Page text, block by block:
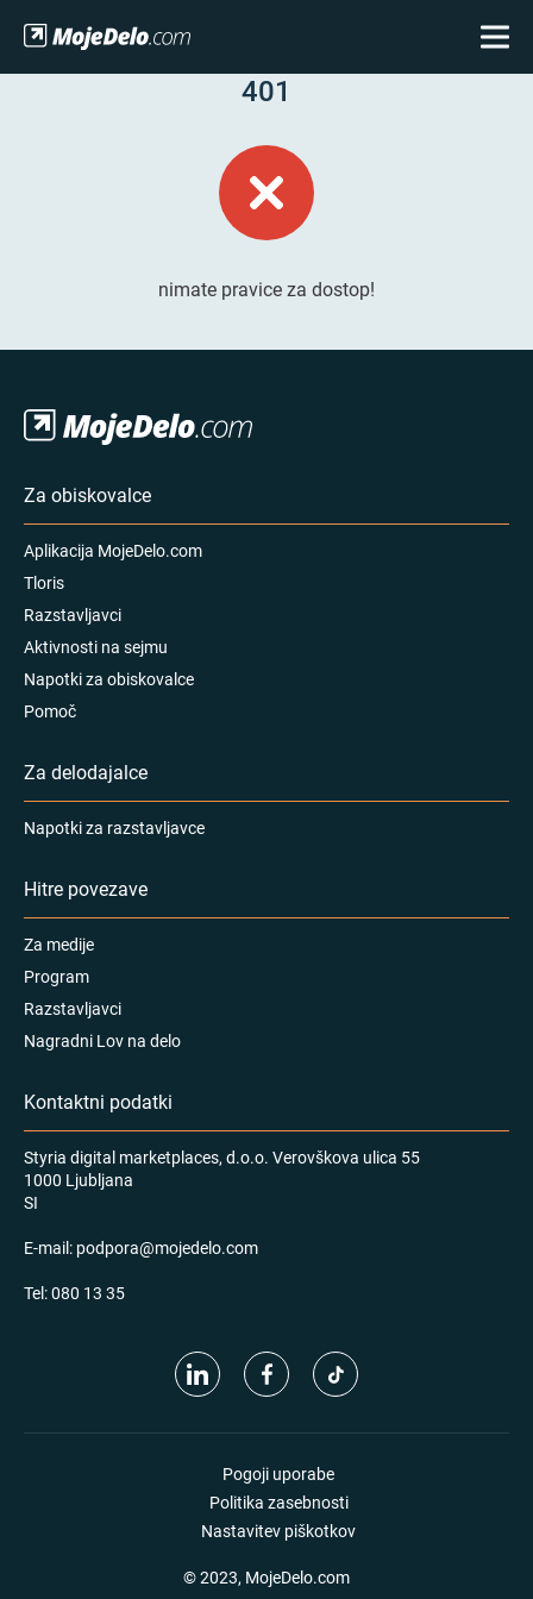
401
nimate pravice za dostop!
Za obiskovalce
Aplikacija MojeDelo.com
Tloris
Razstavljavci
Aktivnosti na sejmu
Napotki za obiskovalce
Pomoč
Za delodajalce
Napotki za razstavljavce
Hitre povezave
Za medije
Program
Razstavljavci
Nagradni Lov na delo
Kontaktni podatki
Styria digital marketplaces, d.o.o. Verovškova ulica 55
1000 Ljubljana
SI
E-mail: podpora@mojedelo.com
Tel:080 13 35
Pogoji uporabe
Politika zasebnosti
Nastavitev piškotkov
© 2023, MojeDelo.com